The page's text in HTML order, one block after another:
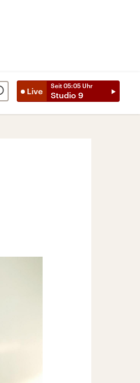
Live
Seit 05:05 Uhr
Studio 9